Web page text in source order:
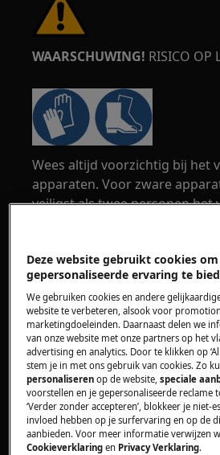
WAARSCHUWING! RISICO OP
Wees altijd voorzichtig bij het
apparaten. Voor zware
veiligst als twee personen het
Gebruik altijd
veiligheidshandschoenen om
tegen snijwonden door
WAARSCHUWING!RISICO OP
Deze website gebruikt cookies
gepersonaliseerde ervaring te
We gebruiken cookies en andere
website te verbeteren, alsook voor
marketingdoeleinden. Daarnaast delen we
van onze website met onze partners op het
advertising en analytics. Door te klikken op
stem je in met ons gebruik van cookies. Zo
personaliseren op de website,speciale
voorstellen en je gepersonaliseerde reclame
‘Verder zonder accepteren’, blokkeer je niet-
invloed hebben op je surfervaring en op de
aanbieden. Voor meer informatie verwijzen
Cookieverklaring en Privacy Verklaring.